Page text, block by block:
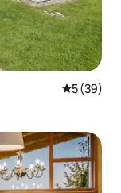
5 (39)